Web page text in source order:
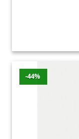
-44%